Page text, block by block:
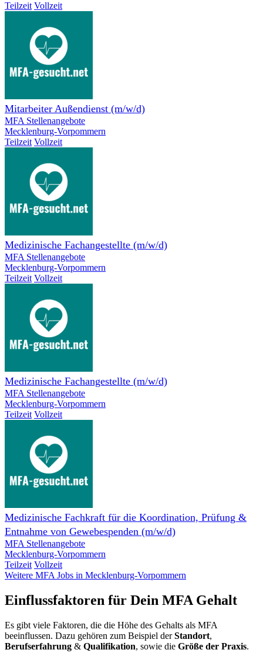
Teilzeit Vollzeit
Mitarbeiter Außendienst (m/w/d)
MFA Stellenangebote
Mecklenburg-Vorpommern
Teilzeit Vollzeit
Medizinische Fachangestellte (m/w/d)
MFA Stellenangebote
Mecklenburg-Vorpommern
Teilzeit Vollzeit
Medizinische Fachangestellte (m/w/d)
MFA Stellenangebote
Mecklenburg-Vorpommern
Teilzeit Vollzeit
Medizinische Fachkraft für die Koordination, Prüfung &
Entnahme von Gewebespenden (m/w/d)
MFA Stellenangebote
Mecklenburg-Vorpommern
Teilzeit Vollzeit
Weitere MFA Jobs in Mecklenburg-Vorpommern
Einflussfaktoren für Dein MFA Gehalt
Es gibt viele Faktoren, die die Höhe des Gehalts als MFA
beeinflussen. Dazu gehören zum Beispiel derStandort,
Berufserfahrung & Qualifikation, sowie die Größe der Praxis.